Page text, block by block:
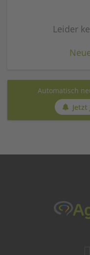
Leider
Automatisch